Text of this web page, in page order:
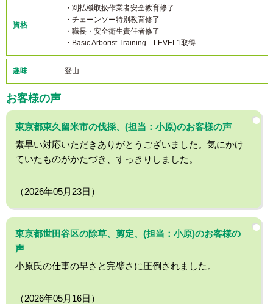
資格
・刈払機取扱作業者安全教育修了
・チェーンソー特別教育修了
・職長・安全衛生責任者修了
・Basic Arborist Training LEVEL1取得
趣味 登山
お客様の声
東京都東久留米市の伐採、(担当：小原)のお客様の声
素早い対応いただきありがとうございました。気にかけ
ていたものがかたづき、すっきりしました。
（2026年05月23日）
東京都世田谷区の除草、剪定、(担当：小原)のお客様の
声
小原氏の仕事の早さと完璧さに圧倒されました。
（2026年05月16日）